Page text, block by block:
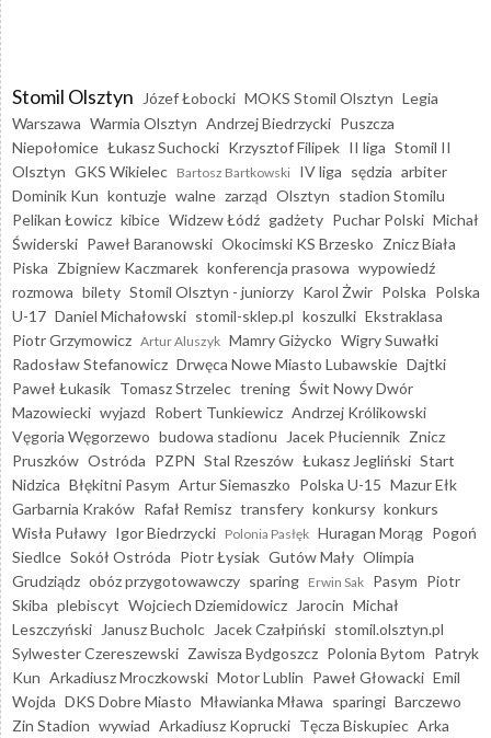
Stomil Olsztyn Józef Łobocki MOKS Stomil Olsztyn Legia
Warszawa Warmia Olsztyn Andrzej Biedrzycki Puszcza
Niepołomice Łukasz Suchocki Krzysztof Filipek II liga Stomil II
Olsztyn GKS Wikielec Bartosz Bartkowski IV liga sędzia arbiter
Dominik Kun kontuzje walne zarząd Olsztyn stadion Stomilu
Pelikan Łowicz kibice Widzew Łódź gadżety Puchar Polski Michał
Świderski Paweł Baranowski Okocimski KS Brzesko Znicz Biała
Piska Zbigniew Kaczmarek konferencja prasowa wypowiedź
rozmowa bilety Stomil Olsztyn - juniorzy Karol Żwir Polska Polska
U-17 Daniel Michałowski stomil-sklep.pl koszulki Ekstraklasa
Piotr Grzymowicz Artur Aluszyk Mamry Giżycko Wigry Suwałki
Radosław Stefanowicz Drwęca Nowe Miasto Lubawskie Dajtki
Paweł Łukasik Tomasz Strzelec trening Świt Nowy Dwór
Mazowiecki wyjazd Robert Tunkiewicz Andrzej Królikowski
Vęgoria Węgorzewo budowa stadionu Jacek Płuciennik Znicz
Pruszków Ostróda PZPN Stal Rzeszów Łukasz Jegliński Start
Nidzica Błękitni Pasym Artur Siemaszko Polska U-15 Mazur Ełk
Garbarnia Kraków Rafał Remisz transfery konkursy konkurs
Wisła Puławy Igor Biedrzycki Polonia Pasłęk Huragan Morąg Pogoń
Siedlce Sokół Ostróda Piotr Łysiak Gutów Mały Olimpia
Grudziądz obóz przygotowawczy sparing Erwin Sak Pasym Piotr
Skiba plebiscyt Wojciech Dziemidowicz Jarocin Michał
Leszczyński
Janusz Bucholc Jacek Czałpiński stomil.olsztyn.pl
Sylwester Czereszewski Zawisza Bydgoszcz Polonia Bytom Patryk
Kun Arkadiusz Mroczkowski Motor Lublin Paweł Głowacki Emil
Wojda DKS Dobre Miasto Mławianka Mława sparingi Barczewo
Zin Stadion wywiad Arkadiusz Koprucki Tęcza Biskupiec Arka